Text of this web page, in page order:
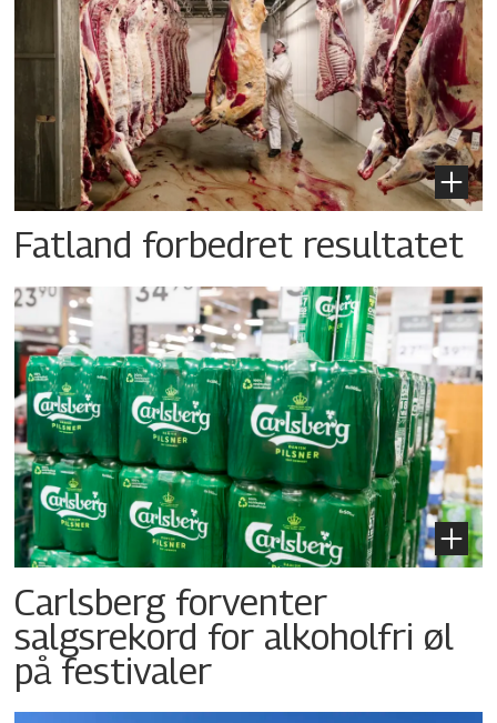
Fatland forbedret resultatet
Carlsberg forventer
salgsrekord for alkoholfri øl
på festivaler